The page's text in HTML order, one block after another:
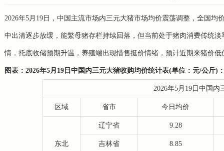
2026年5月19日，中国主流市场内三元大猪市场均价震荡调整，全国
中出清逐步放缓，能繁母猪存栏持续回落，但当前处于猪肉消费传统
情，托底收储预期升温，养殖端出现惜售挺价情绪，预计近期来猪价
图表：2026年5月19日中国内三元大猪收购均价统计表(单位：元/公斤)
2026年5月19日中国
区域 省市 今日均价
东北
辽宁省 9.28
吉林省 8.85